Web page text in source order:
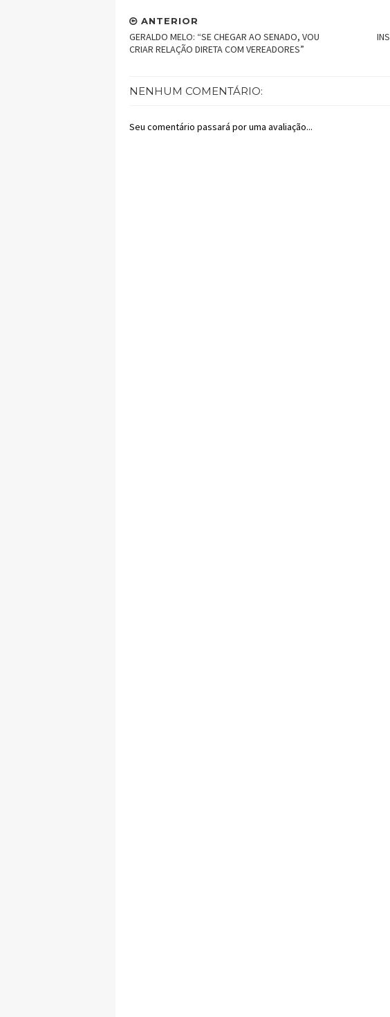
ANTERIOR
GERALDO MELO: “SE CHEGAR AO SENADO, VOU
CRIAR RELAÇÃO DIRETA COM VEREADORES”
NENHUM COMENTÁRIO:
Seu comentário passará por uma avaliação...